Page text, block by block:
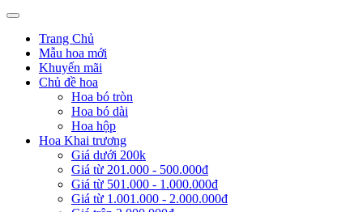
Trang Chủ
Mẫu hoa mới
Khuyến mãi
Chủ đề hoa
Hoa bó tròn
Hoa bó dài
Hoa hộp
Hoa Khai trương
Giá dưới 200k
Giá từ 201.000 - 500.000đ
Giá từ 501.000 - 1.000.000đ
Giá từ 1.001.000 - 2.000.000đ